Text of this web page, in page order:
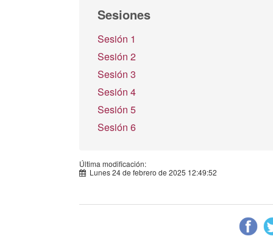
Sesiones
Sesión 1
Sesión 2
Sesión 3
Sesión 4
Sesión 5
Sesión 6
Última modificación:
Lunes 24 de febrero de 2025 12:49:52